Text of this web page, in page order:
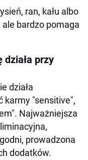
ran, kału albo
bardzo pomaga
działa przy
działa
karmy "sensitive",
Najważniejsza
prowadzona
dodatków.